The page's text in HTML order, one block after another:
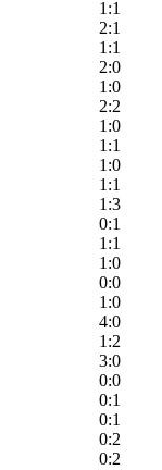
1:1
2:1
1:1
2:0
1:0
2:2
1:0
1:1
1:0
1:1
1:3
0:1
1:1
1:0
0:0
1:0
4:0
1:2
3:0
0:0
0:1
0:1
0:2
0:2